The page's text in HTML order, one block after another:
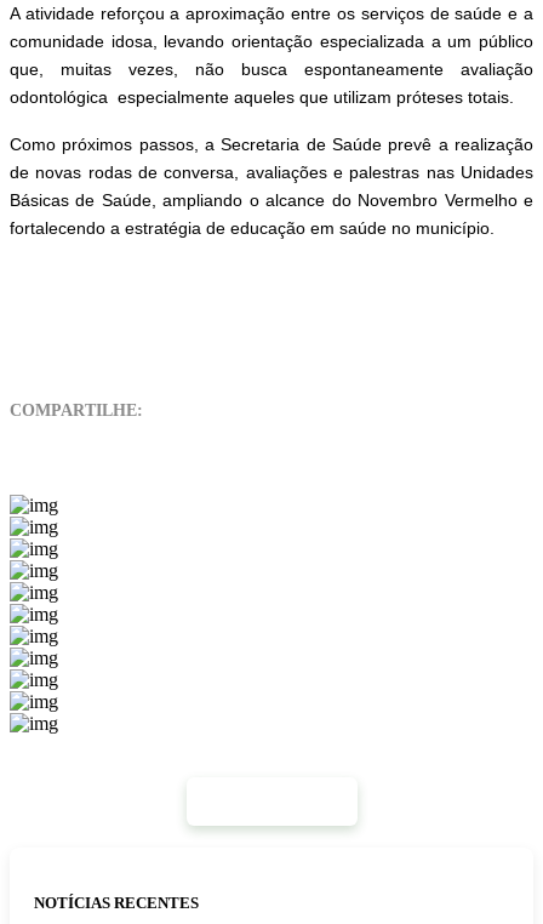
A atividade reforçou a aproximação entre os serviços de saúde e a
comunidade idosa, levando orientação especializada a um público
que, muitas vezes, não busca espontaneamente avaliação
odontológica especialmente aqueles que utilizam próteses totais.
Como próximos passos, a Secretaria de Saúde prevê a realização
de novas rodas de conversa, avaliações e palestras nas Unidades
Básicas de Saúde, ampliando o alcance do Novembro Vermelho e
fortalecendo a estratégia de educação em saúde no município.
COMPARTILHE:
NOTÍCIAS RECENTES